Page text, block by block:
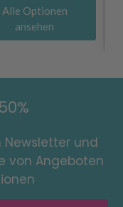
Alle Optionen
ansehen
Newsletter und
von Angeboten